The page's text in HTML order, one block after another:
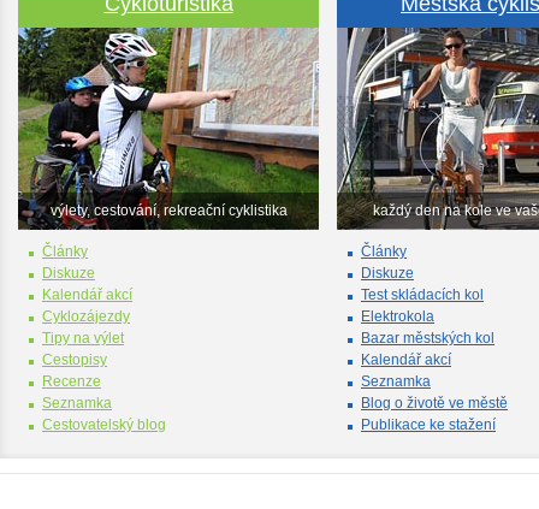
výlety, cestování, rekreační cyklistika
Články
Diskuze
Kalendář akcí
Cyklozájezdy
Tipy na výlet
Cestopisy
Recenze
Seznamka
Cestovatelský blog
každý den na kole ve
Články
Diskuze
Test skládacích kol
Elektrokola
Bazar městských kol
Kalendář akcí
Seznamka
Blog o životě ve městě
Publikace ke stažení